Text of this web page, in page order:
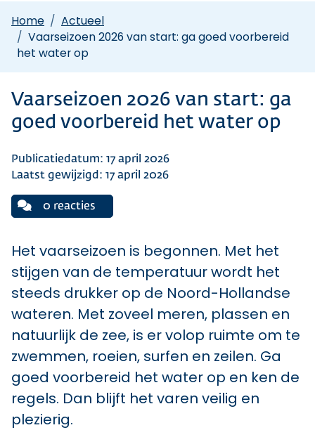
Home
Actueel
Vaarseizoen 2026 van start: ga goed voorbereid
het water op
Vaarseizoen 2026 van start: ga
goed voorbereid het water op
Publicatiedatum: 17 april 2026
Laatst gewijzigd: 17 april 2026
0 reacties
Het vaarseizoen is begonnen. Met het
stijgen van de temperatuur wordt het
steeds drukker op de Noord-Hollandse
wateren. Met zoveel meren, plassen en
natuurlijk de zee, is er volop ruimte om te
zwemmen, roeien, surfen en zeilen. Ga
goed voorbereid het water op en ken de
regels. Dan blijft het varen veilig en
plezierig.